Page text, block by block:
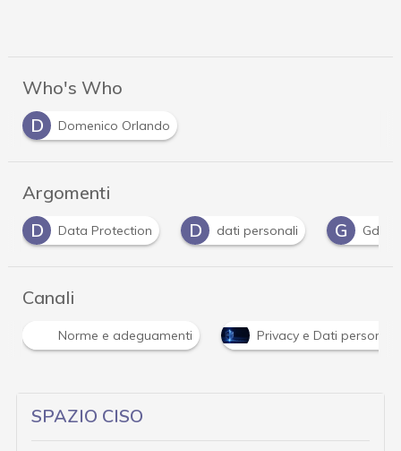
Who's Who
D
Domenico Orlando
Argomenti
D
dati personali G Gdpr P Privacy P
Canali
Norme e adeguamenti Privacy e Dati personali
SPAZIO CISO